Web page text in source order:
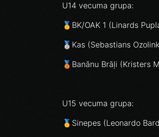
U14 vecuma grupa:
🥇BK/OAK 1 (Linards
🥈Kas (Sebastians
🥉Banānu Brāļi (Kristers
U15 vecuma grupa:
🥇Sinepes (Leonardo